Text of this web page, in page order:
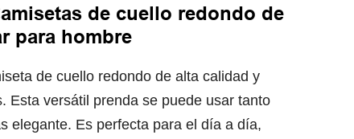
de cuello redondo de
para hombre
de cuello redondo de alta calidad y
Esta versátil prenda se puede usar tanto
elegante. Es perfecta para el día a día,